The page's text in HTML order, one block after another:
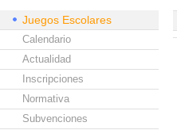
Juegos Escolares
Calendario
Actualidad
Inscripciones
Normativa
Subvenciones